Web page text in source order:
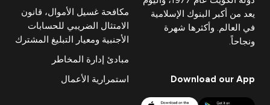
يعد من أكبر البنوك الإسلامية
في العالم. وأكثرها شهرة
ونجاحاً.
Download our App
مكافحة غسيل الأموال، قانون
الامتثال الضريبي للحسابات
الأجنبية ومعيار التبليغ المشترك
مبادئ إدارة المخاطر
استمرارية الأعمال